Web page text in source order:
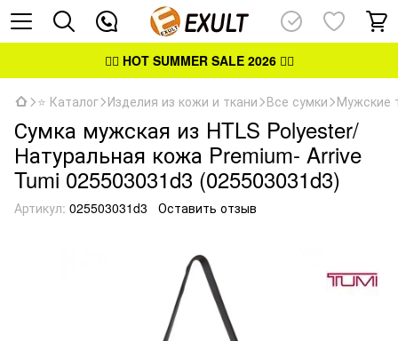
👉🏻 HOT SUMMER SALE 2026👈🏻
⭐ Каталог Изделия из кожи и ткани Все сумки Мужские
Сумка мужская из HTLS Polyester/
Натуральная кожа Premium- Arrive
Tumi 025503031d3 (025503031d3)
Артикул: 025503031d3 Оставить отзыв